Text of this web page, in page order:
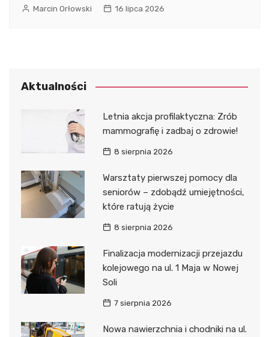
Marcin Orłowski 16 lipca 2026
Aktualności
Letnia akcja profilaktyczna: Zrób
mammografię i zadbaj o zdrowie!
8 sierpnia 2026
Warsztaty pierwszej pomocy dla
seniorów – zdobądź umiejętności,
które ratują życie
8 sierpnia 2026
Finalizacja modernizacji przejazdu
kolejowego na ul. 1 Maja w Nowej
Soli
7 sierpnia 2026
Nowa nawierzchnia i chodniki na ul.